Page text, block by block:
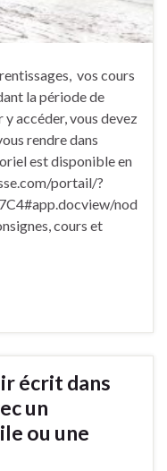
vos cours
la période de
accéder, vous devez
rendre dans
est disponible en
portail/?
nod
cours et
écrit dans
un
ou une